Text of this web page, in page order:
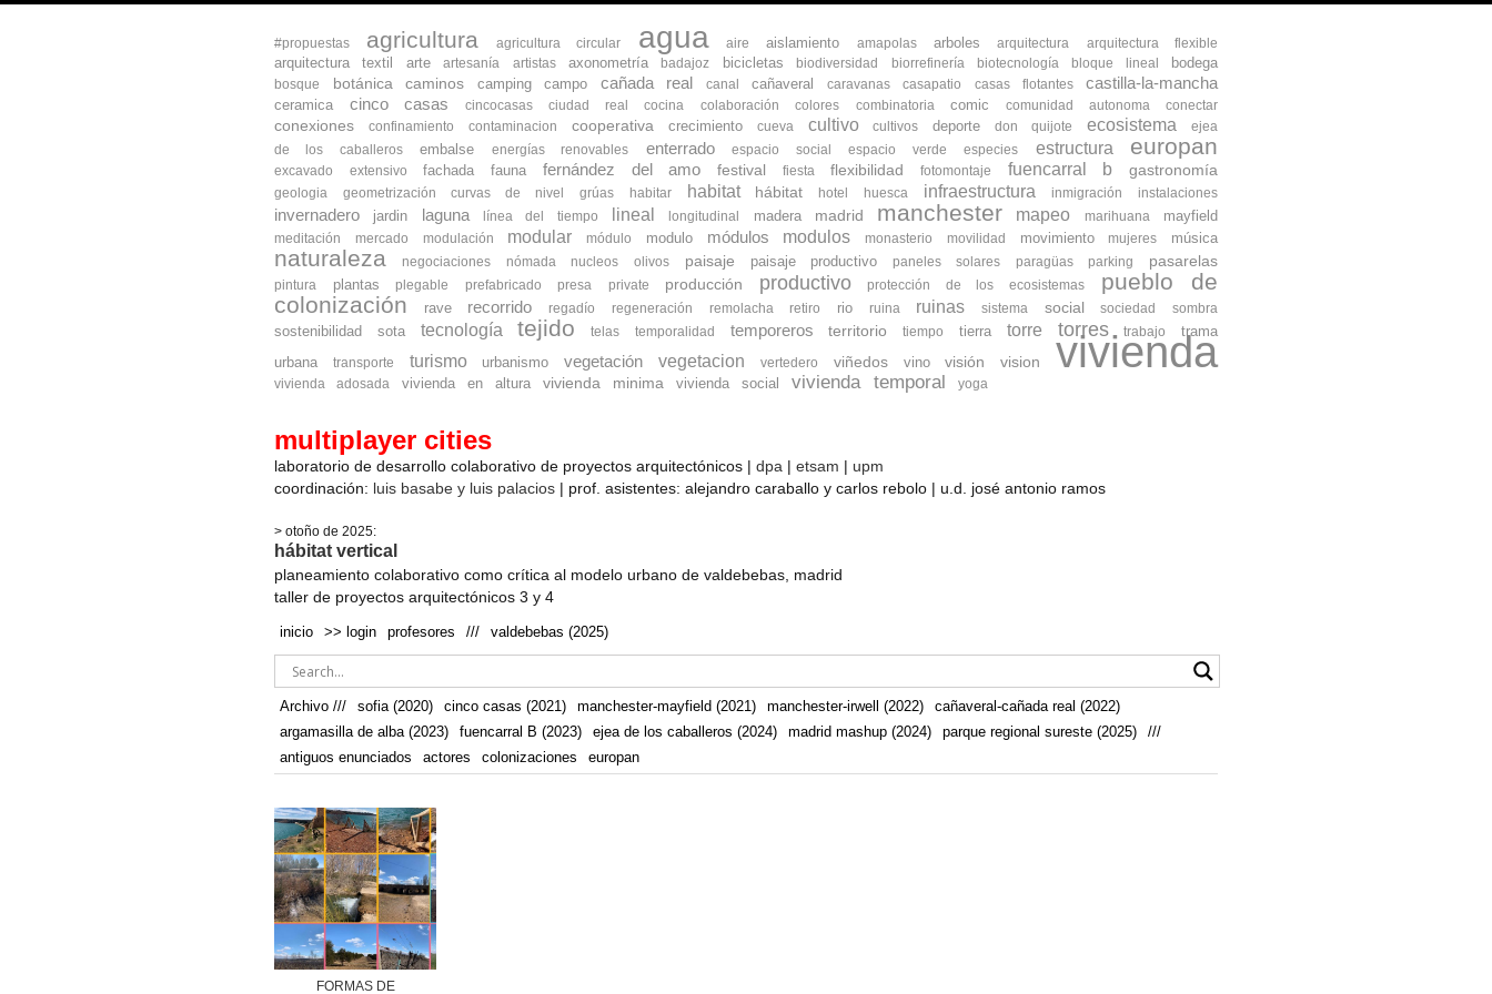
#propuestas agricultura agricultura circular agua aire aislamiento amapolas arboles arquitectura arquitectura flexible
arquitectura textil arte artesanía artistas axonometría badajoz bicicletas biodiversidad biorrefinería biotecnología bloque lineal bodega
bosque botánica caminos camping campo cañada real canal cañaveral caravanas casapatio casas flotantes castilla-la-mancha
ceramica cinco casas cincocasas ciudad real cocina colaboración colores combinatoria comic comunidad autonoma conectar
conexiones confinamiento contaminacion cooperativa crecimiento cueva cultivo cultivos deporte don quijote ecosistema
ejea
de los caballeros
embalse energías renovables enterrado espacio social espacio verde especies estructura europan
excavado extensivo fachada fauna fernández del amo festival fiesta flexibilidad fotomontaje fuencarral b gastronomía
geologia geometrización curvas de nivel grúas habitar habitat hábitat hotel huesca infraestructura inmigración instalaciones
invernadero jardin laguna línea del tiempo lineal longitudinal madera madrid manchester mapeo marihuana mayfield
meditación mercado modulación modular módulo modulo módulos modulos monasterio movilidad movimiento mujeres música
naturaleza negociaciones nómada nucleos olivos paisaje paisaje productivo paneles solares paragüas parking pasarelas
pintura plantas plegable prefabricado presa private producción productivo protección de los ecosistemas
pueblo de
colonización
rave recorrido regadío regeneración remolacha retiro rio ruina ruinas sistema social sociedad sombra
sostenibilidad sota tecnología tejido telas temporalidad temporeros territorio tiempo tierra torre torres trabajo
trama
urbana
transporte turismo urbanismo vegetación vegetacion vertedero viñedos vino visión vision vivienda
vivienda adosada vivienda en altura vivienda minima vivienda social vivienda temporal yoga
multiplayer cities
laboratorio de desarrollo colaborativo de proyectos arquitectónicos | dpa | etsam | upm
coordinación: luis basabe y luis palacios | prof. asistentes: alejandro caraballo y carlos rebolo | u.d. josé antonio ramos
> otoño de 2025:
hábitat vertical
planeamiento colaborativo como crítica al modelo urbano de valdebebas, madrid
taller de proyectos arquitectónicos 3 y 4
inicio >> login profesores /// valdebebas (2025)
Archivo /// sofia (2020) cinco casas (2021) manchester-mayfield (2021) manchester-irwell (2022)
cañaveral-cañada real (2022)
argamasilla de alba (2023)
fuencarral B (2023) ejea de los caballeros (2024) madrid mashup (2024) parque regional sureste (2025)
///
antiguos enunciados
actores colonizaciones europan
FORMAS DE